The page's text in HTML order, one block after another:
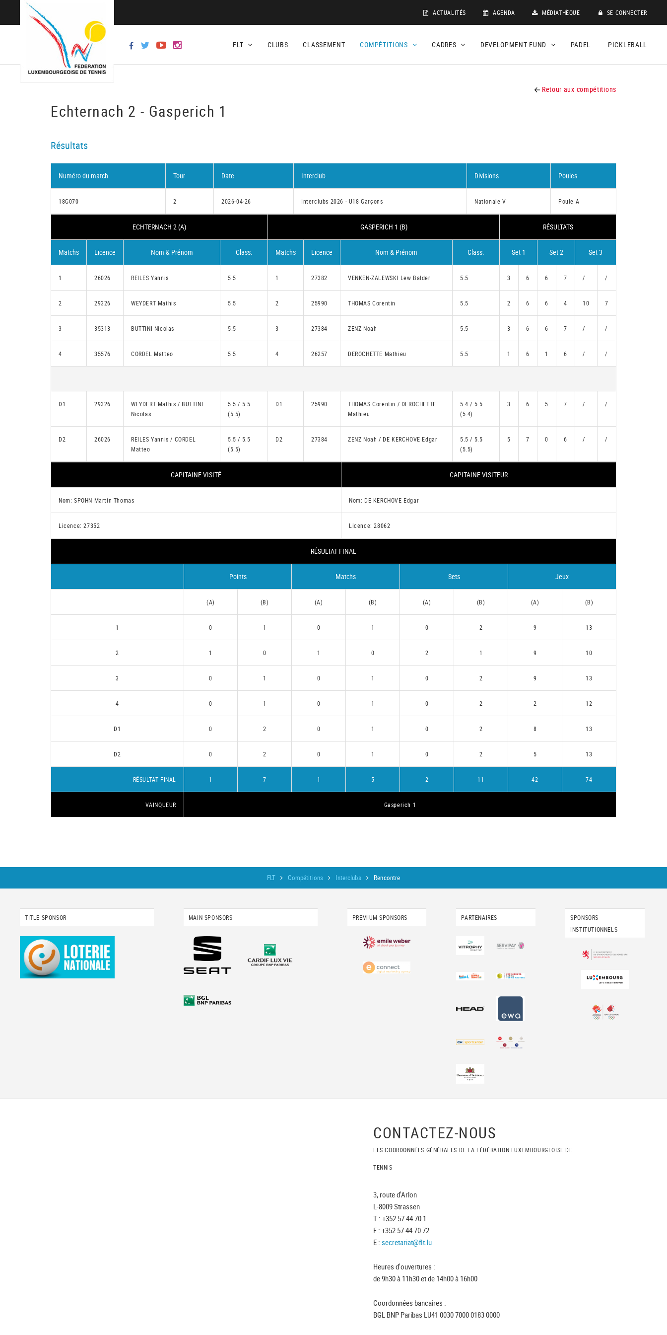
ACTUALITÉS AGENDA MÉDIATHÈQUE SE CONNECTER
FLT CLUBS CLASSEMENT COMPÉTITIONS CADRES DEVELOPMENT FUND PADEL PICKLEBALL
Retour aux compétitions
Echternach 2 - Gasperich 1
Résultats
Numéro du match Tour Date Interclub Divisions Poules
18G070 2 2026-04-26 Interclubs 2026 - U18 Garçons Nationale V Poule A
ECHTERNACH 2 (A) GASPERICH 1 (B) RÉSULTATS
Matchs Licence Nom & Prénom Class. Matchs Licence Nom & Prénom Class. Set 1 Set 2 Set 3
1 26026 REILES Yannis 5.5 1 27382 VENKEN-ZALEWSKI Lew Balder 5.5 3 6 6 7 / /
2 29326 WEYDERT Mathis 5.5 2 25990 THOMAS Corentin 5.5 2 6 6 4 10 7
3 35313 BUTTINI Nicolas 5.5 3 27384 ZENZ Noah 5.5 3 6 6 7 / /
4 35576 CORDEL Matteo 5.5 4 26257 DEROCHETTE Mathieu 5.5 1 6 1 6 / /
D1 29326
WEYDERT Mathis / BUTTINI
Nicolas
5.5 / 5.5
(5.5)
D1 25990
THOMAS Corentin / DEROCHETTE
Mathieu
5.4 / 5.5
(5.4)
3 6 5 7 / /
D2 26026
REILES Yannis / CORDEL
Matteo
5.5 / 5.5
(5.5)
D2 27384 ZENZ Noah / DE KERCHOVE Edgar
5.5 / 5.5
(5.5)
5 7 0 6 / /
CAPITAINE VISITÉ CAPITAINE VISITEUR
Nom: SPOHN Martin Thomas Nom: DE KERCHOVE Edgar
Licence: 27352 Licence: 28062
RÉSULTAT FINAL
Points Matchs Sets Jeux
(A) (B) (A) (B) (A) (B) (A) (B)
1 0 1 0 1 0 2 9 13
2 1 0 1 0 2 1 9 10
3 0 1 0 1 0 2 9 13
4 0 1 0 1 0 2 2 12
D1 0 2 0 1 0 2 8 13
D2 0 2 0 1 0 2 5 13
RÉSULTAT FINAL 1 7 1 5 2 11 42 74
VAINQUEUR Gasperich 1
FLT Compétitions Interclubs Rencontre
TITLE SPONSOR MAIN SPONSORS PREMIUM SPONSORS PARTENAIRES
SPONSORS
INSTITUTIONNELS
CONTACTEZ-NOUS
LES COORDONNÉES GÉNÉRALES DE LA FÉDÉRATION LUXEMBOURGEOISE DE
TENNIS
3, route d'Arlon
L-8009 Strassen
T : +352 57 44 70 1
F : +352 57 44 70 72
E : secretariat@flt.lu
Heures d'ouvertures :
de 9h30 à 11h30 et de 14h00 à 16h00
Coordonnées bancaires :
BGL BNP Paribas LU41 0030 7000 0183 0000